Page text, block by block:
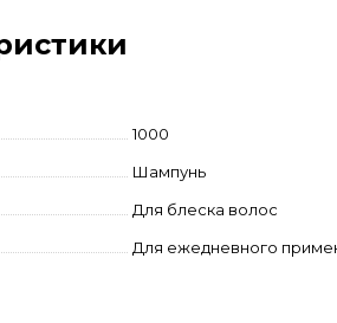
1000
Шампунь
Для блеска волос
Для ежедневного